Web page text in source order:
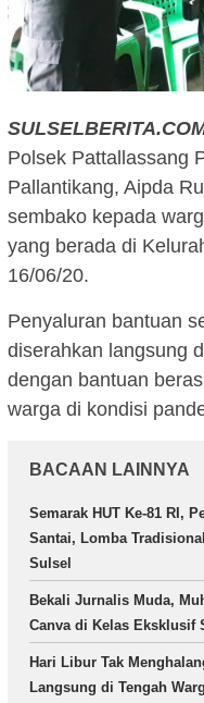
Polsek Pattallassang
Pallantikang, Aipda
sembako kepada
yang berada di
16/06/20.
Penyaluran bantuan
diserahkan langsung
dengan bantuan
warga di kondisi
BACAAN LAINNYA
Semarak HUT Ke-81 RI,
Santai, Lomba
Sulsel
Bekali Jurnalis Muda,
Canva di Kelas Eksklusif
Hari Libur Tak
Langsung di Tengah